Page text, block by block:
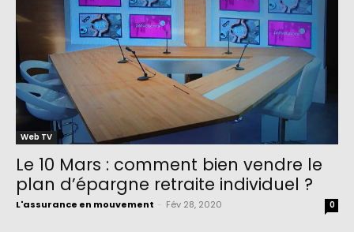
Web TV
Le 10 Mars : comment bien vendre le
plan d’épargne retraite individuel ?
L'assurance en mouvement Fév 28, 2020 0